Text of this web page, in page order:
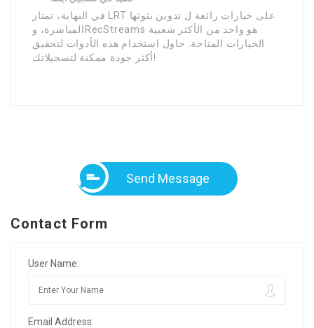
في النهاية، تمتاز LRT على خيارات رائعة ل تدوين بثوثها
المباشرة، وRecStreams هو واحد من الأكثر شعبية
الخيارات المتاحة. حاول استخدام هذه الأدوات لتحقيق
أكثر جودة ممكنة لتسجيلاتك!
Send Message
Contact Form
User Name:
Email Address: